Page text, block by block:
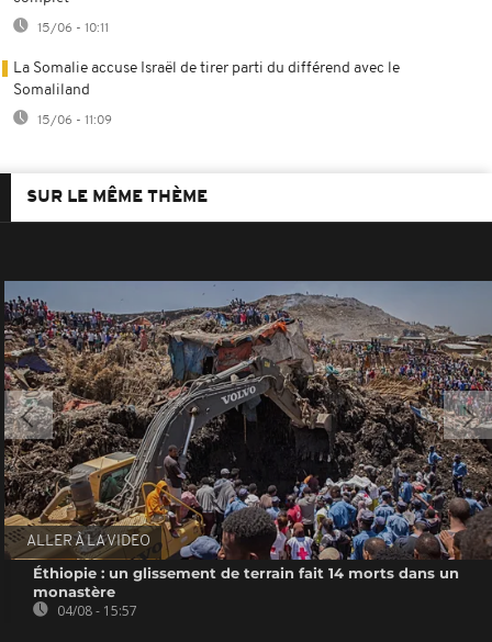
15/06 - 10:11
La Somalie accuse Israël de tirer parti du différend avec le
Somaliland
15/06 - 11:09
SUR LE MÊME THÈME
ALLER À LA VIDEO
Éthiopie : un glissement de terrain fait 14 morts dans un
monastère
04/08 - 15:57